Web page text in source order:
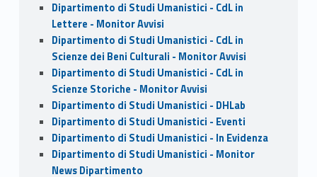
Dipartimento di Studi Umanistici - CdL in
Lettere - Monitor Avvisi
Dipartimento di Studi Umanistici - CdL in
Scienze dei Beni Culturali - Monitor Avvisi
Dipartimento di Studi Umanistici - CdL in
Scienze Storiche - Monitor Avvisi
Dipartimento di Studi Umanistici - DHLab
Dipartimento di Studi Umanistici - Eventi
Dipartimento di Studi Umanistici - In Evidenza
Dipartimento di Studi Umanistici - Monitor
News Dipartimento